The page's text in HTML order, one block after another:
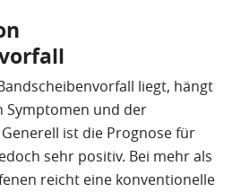
liegt, hängt
Symptomen und der
ist die Prognose für
sehr positiv. Bei mehr als
reicht eine konventionelle